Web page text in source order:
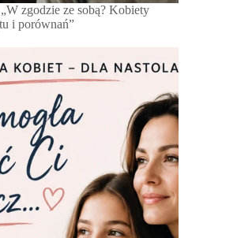
zgodzie ze sobą? Kobiety
i porównań”